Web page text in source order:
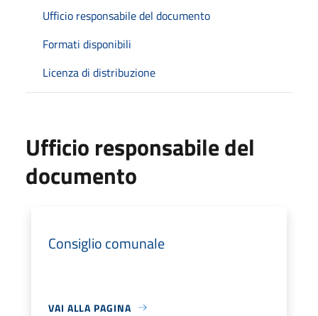
Ufficio responsabile del documento
Formati disponibili
Licenza di distribuzione
Ufficio responsabile del
documento
Consiglio comunale
VAI ALLA PAGINA